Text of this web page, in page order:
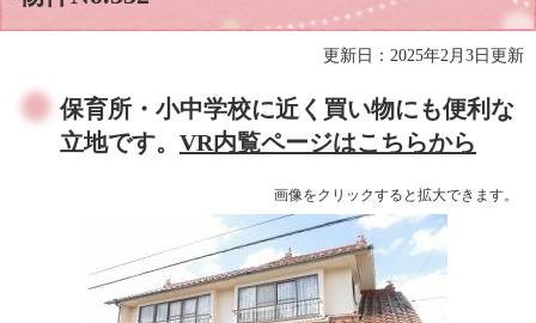
更新日：2025年2月3日更新
保育所・小中学校に近く買い物にも便利な
立地です。 VR内覧ページはこちらから
画像をクリックすると拡大できます。